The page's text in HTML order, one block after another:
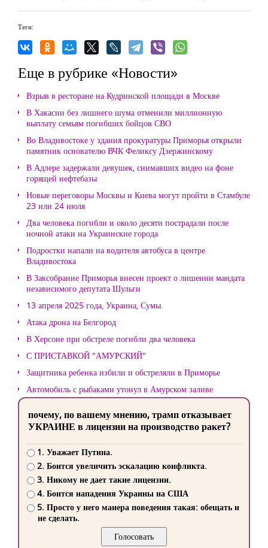
Теги:
Еще в рубрике «Новости»
Взрыв в ресторане на Кудринской площади в Москве
В Хакасии без лишнего шума отменили миллионную
выплату семьям погибших бойцов СВО
Во Владивостоке у здания прокуратуры Приморья открыли
памятник основателю ВЧК Феликсу Дзержинскому
В Адлере задержали девушек, снимавших видео на фоне
горящей нефтебазы
Новые переговоры Москвы и Киева могут пройти в Стамбуле
23 или 24 июля
Два человека погибли и около десяти пострадали после
ночной атаки на Украинские города
Подростки напали на водителя автобуса в центре
Владивостока
В Заксобрание Приморья внесен проект о лишении мандата
независимого депутата Шульги
13 апреля 2025 года, Украина, Сумы.
Атака дрона на Белгород
В Херсоне при обстреле погибли два человека
С ПРИСТАВКОЙ "АМУРСКИЙ"
Защитника ребенка избили и обстреляли в Приморье
Автомобиль с рыбаками утонул в Амурском заливе
почему, по вашему мнению, трамп отказывает
УКРАИНЕ в лицензии на производство ракет?
1. Уважает Путина.
2. Боится увеличить эскалацию конфликта.
3. Никому не дает такие лицензии.
4. Боится нападения Украины на США
5. Просто у него манера поведения такая: обещать и
не сделать.